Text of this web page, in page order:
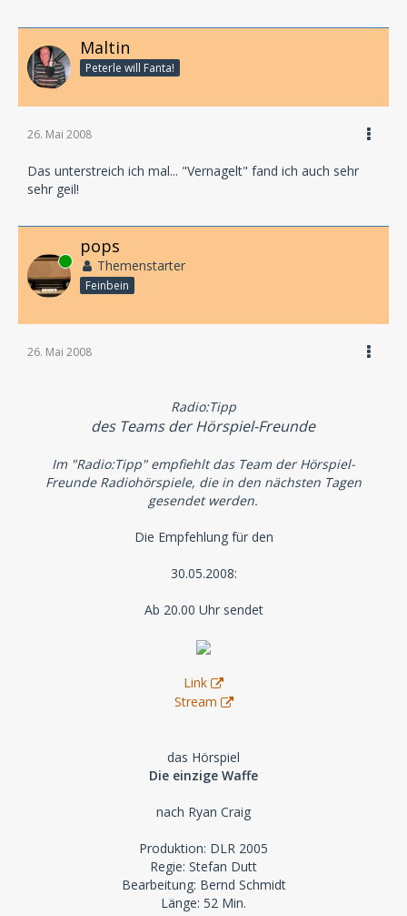
Stream
Maltin
Peterle will Fanta!
26. Mai 2008
Das unterstreich ich mal... "Vernagelt" fand ich auch sehr
sehr geil!
Online
pops
Themenstarter
Feinbein
26. Mai 2008
Radio:Tipp
des Teams der Hörspiel-Freunde
Im "Radio:Tipp" empfiehlt das Team der Hörspiel-
Freunde Radiohörspiele, die in den nächsten Tagen
gesendet werden.
Die Empfehlung für den
30.05.2008:
Ab 20.00 Uhr sendet
Link
Stream
das Hörspiel
Die einzige Waffe
nach Ryan Craig
Produktion: DLR 2005
Regie: Stefan Dutt
Bearbeitung: Bernd Schmidt
Länge: 52 Min.